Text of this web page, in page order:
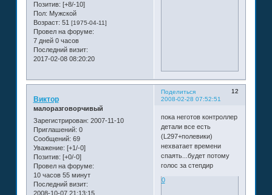
Позитив: [+8/-10]
Пол: Мужской
Возраст: 51 [1975-04-11]
Провел на форуме:
7 дней 0 часов
Последний визит:
2017-02-08 08:20:20
Поделиться
12
2008-02-28 07:52:51
Виктор
малоразговорчивый
Зарегистрирован: 2007-11-10
Приглашений: 0
Сообщений: 69
Уважение: [+1/-0]
Позитив: [+0/-0]
Провел на форуме:
10 часов 55 минут
Последний визит:
2008-10-07 21:13:15
пока неготов контроллер
детали все есть
(L297+полевики)
нехватает времени
спаять...будет потому
голос за степдир
0